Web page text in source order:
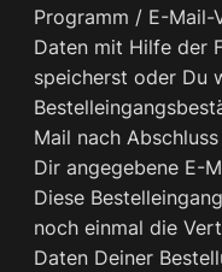
Programm / E-Mail-
Daten mit Hilfe der
speicherst oder Du
Mail nach
Dir angegebene E-
Diese
noch einmal die
Daten Deiner